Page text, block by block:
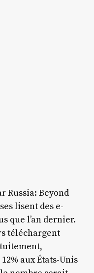
Russia: Beyond
lisent des e-
que l’an dernier.
téléchargent
aux États-Unis